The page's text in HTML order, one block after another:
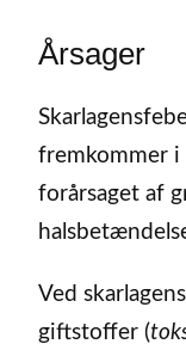
Årsager
fremkommer
forårsaget af
Ved
giftstoffer (